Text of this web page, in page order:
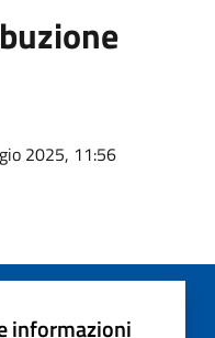
2025, 11:56
informazioni